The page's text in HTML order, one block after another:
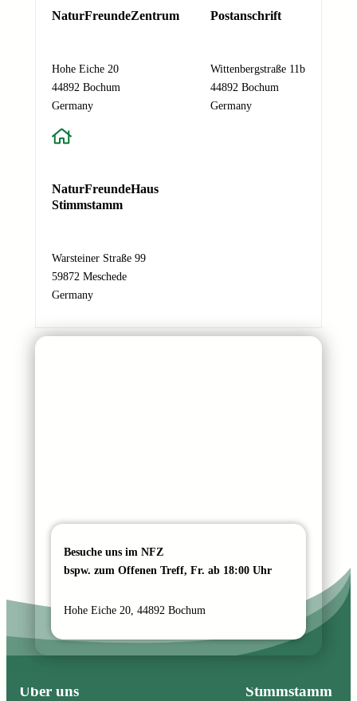
N
e
E
-
a
-
r
e
s
e
Absenden
NaturFreundeZentrum
Hohe Eiche 20
44892 Bochum
Germany
Postanschrift
Wittenbergstraße 11b
44892 Bochum
Germany
NaturFreundeHaus
Stimmstamm
Warsteiner Straße 99
59872 Meschede
Germany
Besuche uns im NFZ
bspw. zum Offenen Treff, Fr. ab 18:00 Uhr
Hohe Eiche 20, 44892 Bochum
Über uns Stimmstamm